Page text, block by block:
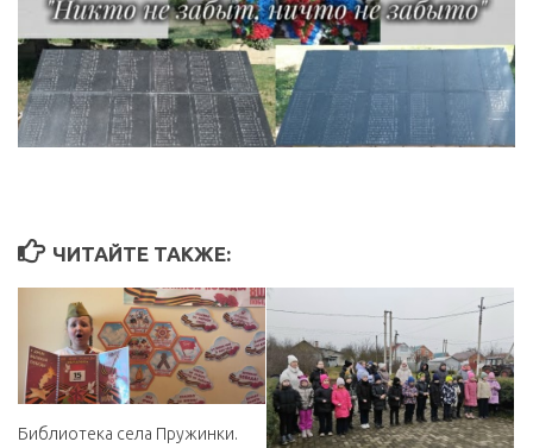
ЧИТАЙТЕ ТАКЖЕ:
Библиотека села Пружинки.